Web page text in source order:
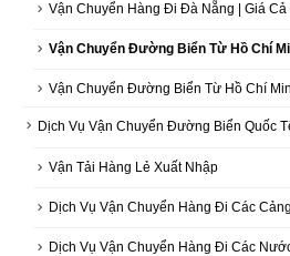
Vận Chuyển Hàng Đi Đà Nẵng | Giá Cả
Vận Chuyển Đường Biển Từ Hồ Chí
Vận Chuyển Đường Biển Từ Hồ Chí
Dịch Vụ Vận Chuyển Đường Biển Quốc
Vận Tải Hàng Lẻ Xuất Nhập
Dịch Vụ Vận Chuyển Hàng Đi Các
Dịch Vụ Vận Chuyển Hàng Đi Các